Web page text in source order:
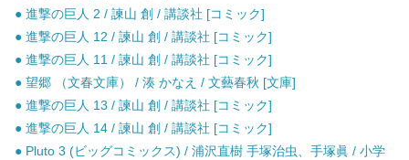
● 進撃の巨人 2 / 諫山 創 / 講談社 [コミック]
● 進撃の巨人 12 / 諫山 創 / 講談社 [コミック]
● 進撃の巨人 11 / 諫山 創 / 講談社 [コミック]
● 望郷 （文春文庫） / 湊 かなえ / 文藝春秋 [文庫]
● 進撃の巨人 13 / 諫山 創 / 講談社 [コミック]
● 進撃の巨人 14 / 諫山 創 / 講談社 [コミック]
● Pluto 3 (ビッグコミックス) / 浦沢直樹 手塚治虫、手塚眞 / 小学